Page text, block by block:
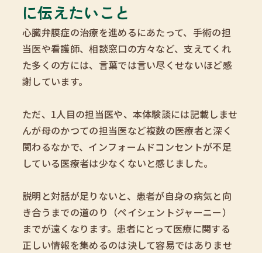
に伝えたいこと
心臓弁膜症の治療を進めるにあたって、手術の担
当医や看護師、相談窓口の方々など、支えてくれ
た多くの方には、言葉では言い尽くせないほど感
謝しています。
ただ、1人目の担当医や、本体験談には記載しませ
んが母のかつての担当医など複数の医療者と深く
関わるなかで、インフォームドコンセントが不足
している医療者は少なくないと感じました。
説明と対話が足りないと、患者が自身の病気と向
き合うまでの道のり（ペイシェントジャーニー）
までが遠くなります。患者にとって医療に関する
正しい情報を集めるのは決して容易ではありませ